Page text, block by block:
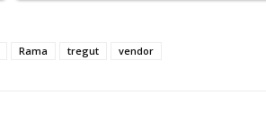
Rama tregut vendor